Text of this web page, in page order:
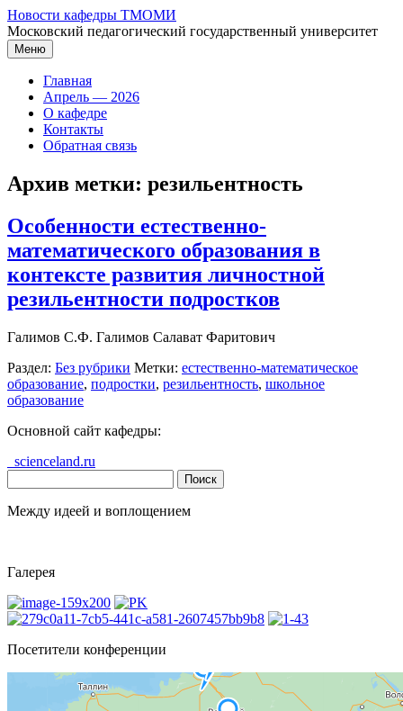
Перейти
к
содержимому
Новости кафедры ТМОМИ
Московский педагогический государственный университет
Меню
Главная
Апрель — 2026
О кафедре
Контакты
Обратная связь
Архив метки: резильентность
Особенности естественно-
математического образования в
контексте развития личностной
резильентности подростков
Галимов С.Ф. Галимов Салават Фаритович
Раздел: Без рубрики Метки: естественно-математическое
образование, подростки, резильентность, школьное
образование
Основной сайт кафедры:
scienceland.ru
Между идеей и воплощением
Галерея
Посетители конференции